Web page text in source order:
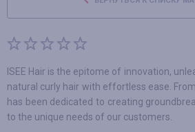
ISEE Hair is the epitome of innovation,
natural curly hair with effortless ease.
has been dedicated to creating
to the unique needs of our customers.